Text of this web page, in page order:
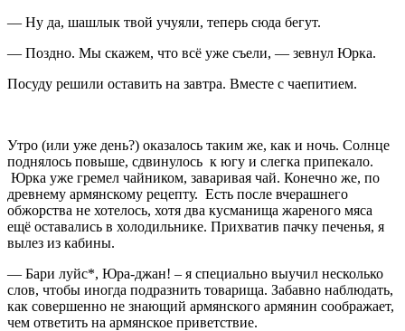
— Ну да, шашлык твой учуяли, теперь сюда бегут.
— Поздно. Мы скажем, что всё уже съели, — зевнул Юрка.
Посуду решили оставить на завтра. Вместе с чаепитием.
Утро (или уже день?) оказалось таким же, как и ночь. Солнце
поднялось повыше, сдвинулось к югу и слегка припекало.
Юрка уже гремел чайником, заваривая чай. Конечно же, по
древнему армянскому рецепту. Есть после вчерашнего
обжорства не хотелось, хотя два кусманища жареного мяса
ещё оставались в холодильнике. Прихватив пачку печенья, я
вылез из кабины.
— Бари луйс*, Юра-джан! – я специально выучил несколько
слов, чтобы иногда подразнить товарища. Забавно наблюдать,
как совершенно не знающий армянского армянин соображает,
чем ответить на армянское приветствие.